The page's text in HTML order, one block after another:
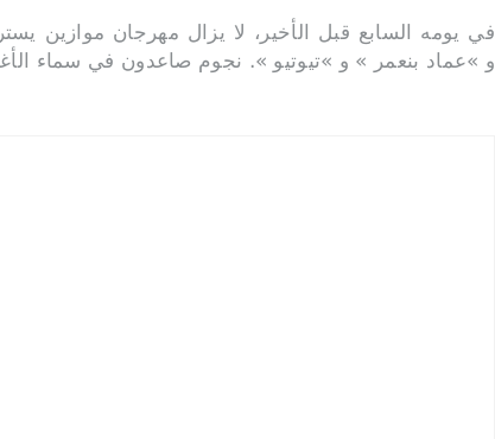
في يومه السابع قبل الأخير، لا يزال مهرجان موازين
و »عماد بنعمر » و »تيوتيو ». نجوم صاعدون في سماء